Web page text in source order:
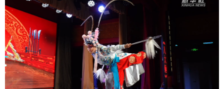
多语种频道
English Español
Русский язык 日本語 한국어
Deutsch Português